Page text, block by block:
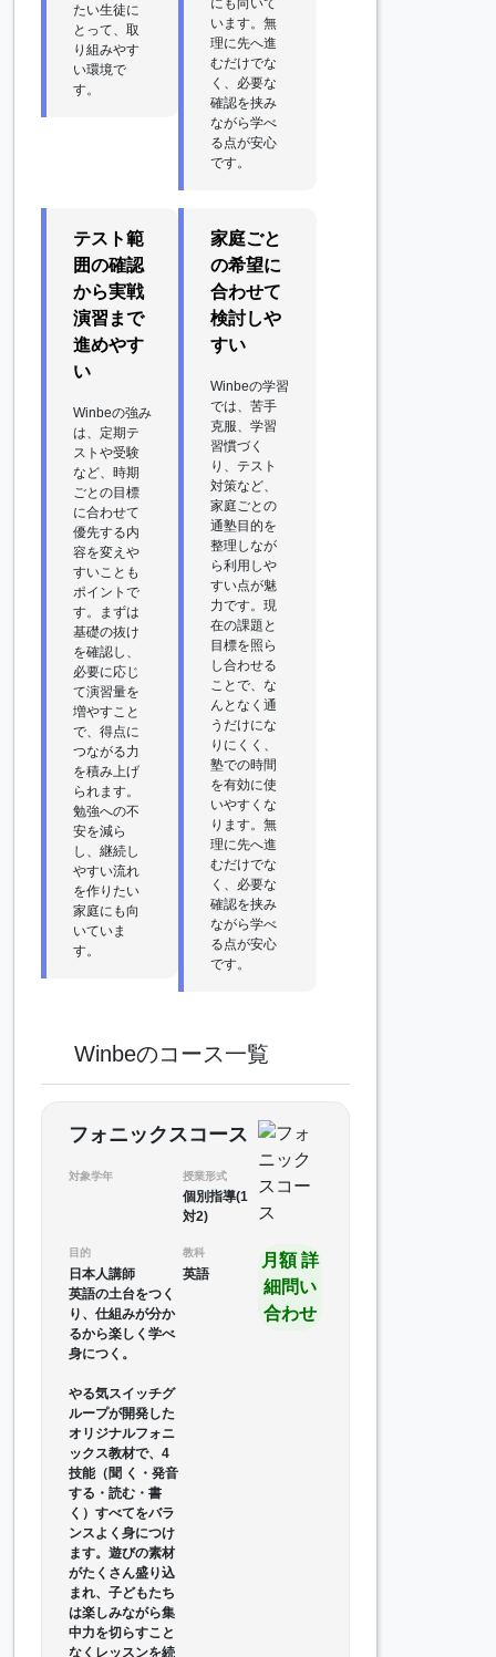
たい生徒に
とって、取
り組みやす
い環境で
す。
います。無
理に先へ進
むだけでな
く、必要な
確認を挟み
ながら学べ
る点が安心
です。
テスト範
囲の確認
から実戦
演習まで
進めやす
い
Winbeの強み
は、定期テ
ストや受験
など、時期
ごとの目標
に合わせて
優先する内
容を変えや
すいことも
ポイントで
す。まずは
基礎の抜け
を確認し、
必要に応じ
て演習量を
増やすこと
で、得点に
つながる力
を積み上げ
られます。
勉強への不
安を減ら
し、継続し
やすい流れ
を作りたい
家庭にも向
いていま
す。
家庭ごと
の希望に
合わせて
検討しや
すい
Winbeの学習
では、苦手
克服、学習
習慣づく
り、テスト
対策など、
家庭ごとの
通塾目的を
整理しなが
ら利用しや
すい点が魅
力です。現
在の課題と
目標を照ら
し合わせる
ことで、な
んとなく通
うだけにな
りにくく、
塾での時間
を有効に使
いやすくな
ります。無
理に先へ進
むだけでな
く、必要な
確認を挟み
ながら学べ
る点が安心
です。
Winbeのコース一覧
フォニックスコース
対象学年 授業形式
個別指導(1
対2)
目的
日本人講師
英語の土台をつく
り、仕組みが分か
るから楽しく学べ
身につく。
やる気スイッチグ
ループが開発した
オリジナルフォニ
ックス教材で、4
技能（聞 く・発音
する・読む・書
く）すべてをバラ
ンスよく身につけ
ます。遊びの素材
がたくさん盛り込
まれ、子どもたち
は楽しみながら集
中力を切らすこと
なくレッスンを続
教科
英語
月額 詳
細問い
合わせ